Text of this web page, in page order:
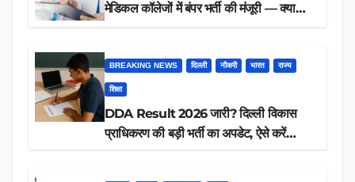
मेडिकल कॉलेजों में बंपर भर्ती की मंजूरी — क्या
BREAKING NEWS दिल्ली नौकरी भारत राज्य
शिक्षा
DDA Result 2026 जारी? दिल्ली विकास
प्राधिकरण की बड़ी भर्ती का अपडेट, ऐसे करें